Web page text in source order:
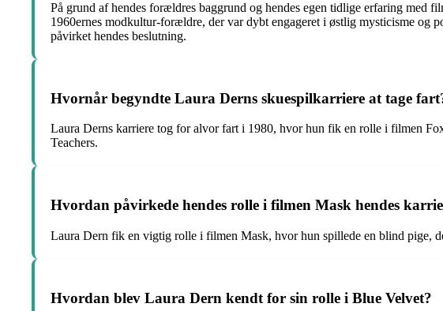
På grund af hendes forældres baggrund og hendes egen tidlige erfaring med
1960ernes modkultur-forældre, der var dybt engageret i østlig mysticisme og
påvirket hendes beslutning.
Hvornår begyndte Laura Derns skuespilkarriere at tage
Laura Derns karriere tog for alvor fart i 1980, hvor hun fik en rolle i filmen
Teachers.
Hvordan påvirkede hendes rolle i filmen Mask hendes
Laura Dern fik en vigtig rolle i filmen Mask, hvor hun spillede en blind pige,
Hvordan blev Laura Dern kendt for sin rolle i Blue Velvet?